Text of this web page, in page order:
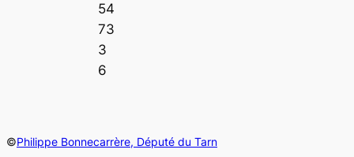
54
73
3
6
©Philippe Bonnecarrère, Député du Tarn